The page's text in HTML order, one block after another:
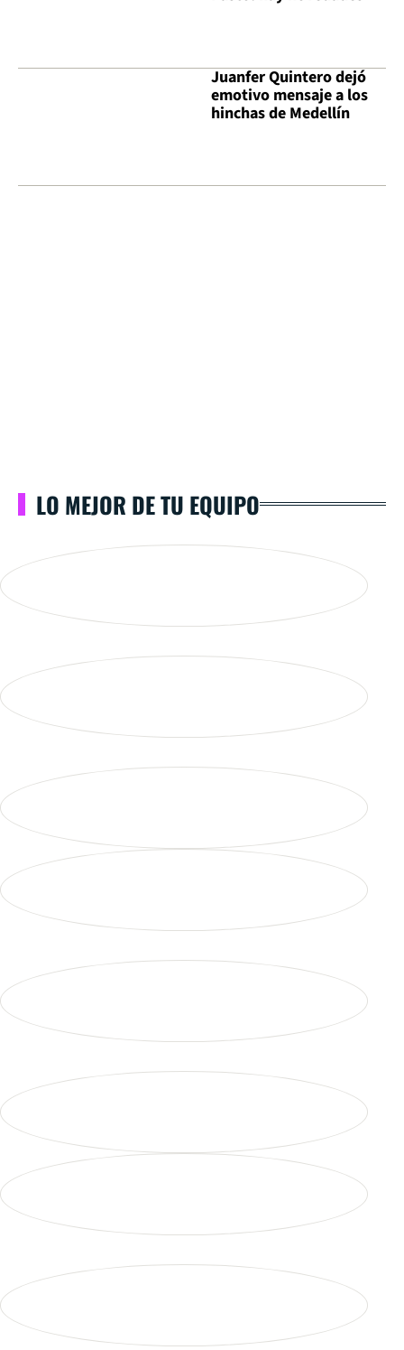
Juanfer Quintero dejó
emotivo mensaje a los
hinchas de Medellín
LO MEJOR DE TU EQUIPO